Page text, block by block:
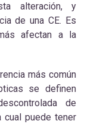
alteración, y
de una CE. Es
afectan a la
más común
se definen
de
cual puede tener